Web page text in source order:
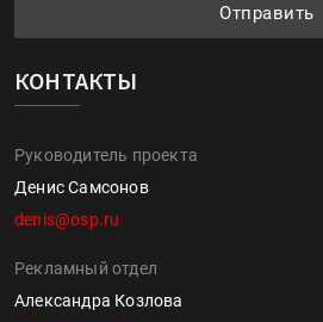
Отправить
КОНТАКТЫ
Руководитель проекта
Денис Самсонов
denis@osp.ru
Рекламный отдел
Александра Козлова